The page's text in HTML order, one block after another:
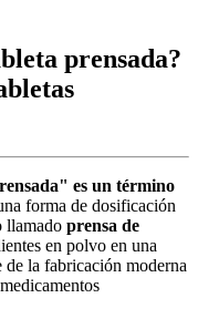
prensada?
es un término
forma de dosificación
llamado prensa de
en polvo en una
de la fabricación moderna